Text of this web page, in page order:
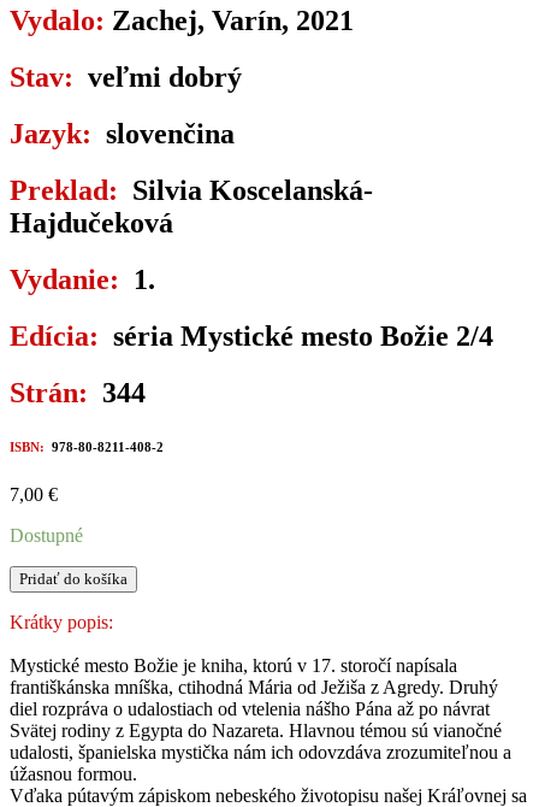
Vydalo: Zachej, Varín, 2021
Stav: veľmi dobrý
Jazyk: slovenčina
Preklad: Silvia Koscelanská-
Hajdučeková
Vydanie: 1.
Edícia: séria Mystické mesto Božie 2/4
Strán: 344
ISBN: 978-80-8211-408-2
7,00 €
Dostupné
množstvo
MYSTICKÉ
MESTO
II
Pridať do košíka
Krátky popis:
Mystické mesto Božie je kniha, ktorú v 17. storočí napísala
františkánska mníška, ctihodná Mária od Ježiša z Agredy. Druhý
diel rozpráva o udalostiach od vtelenia nášho Pána až po návrat
Svätej rodiny z Egypta do Nazareta. Hlavnou témou sú vianočné
udalosti, španielska mystička nám ich odovzdáva zrozumiteľnou a
úžasnou formou.
Vďaka pútavým zápiskom nebeského životopisu našej Kráľovnej sa